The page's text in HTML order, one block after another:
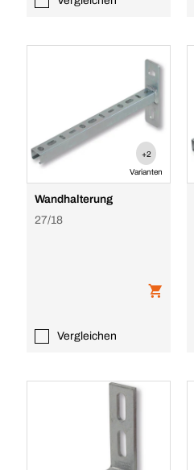
+2
Varianten
Wandhalterung
27/18
Vergleichen